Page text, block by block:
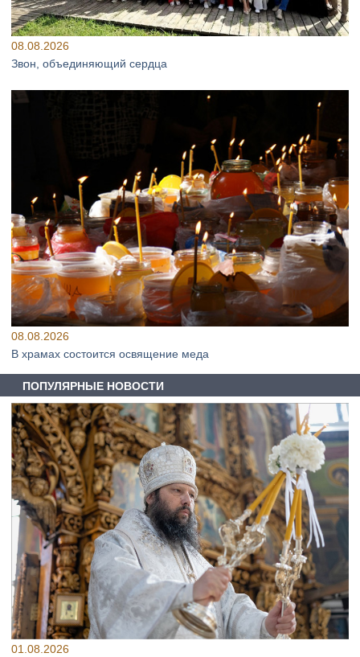
08.08.2026
Звон, объединяющий сердца
08.08.2026
В храмах состоится освящение меда
ПОПУЛЯРНЫЕ НОВОСТИ
01.08.2026